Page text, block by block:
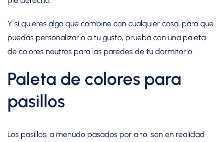
Y si quieres algo que combine con cualquier cosa, para que
puedas personalizarlo a tu gusto, prueba con una paleta
de colores neutros para las paredes de tu dormitorio.
Paleta de colores para
pasillos
Los pasillos, a menudo pasados por alto, son en realidad